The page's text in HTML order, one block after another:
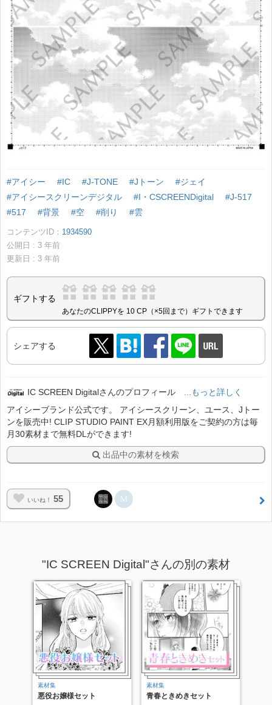
#アイシー #IC #J-TONE #Jトーン
#ジェイ
#アイシースクリーンデジタル
#I・CSCREENDigital
#J-517
#517
#背景 #空 #削り #雲
コンテンツID： 1934590
公開日 : 3 年前
更新日 : 3 年前
ギフトする
あなたのCLIPPYを 10 CP（×5回まで）ギフトできます
シェアする
IC SCREEN Digitalさんのプロフィール
...もっと詳しく
アイシーブランド公式です。 アイシースクリーン、ユース、Jトー
ンを販売中! CLIP STUDIO PAINT EX月額利用版をご契約の方は毎
月30素材まで無料DLができます!
出品中の素材を検索
いいね！ 55
"IC SCREEN Digital"さんの別の素材
素材集
悪役お嬢様セット
素材集
青春ときめきセット